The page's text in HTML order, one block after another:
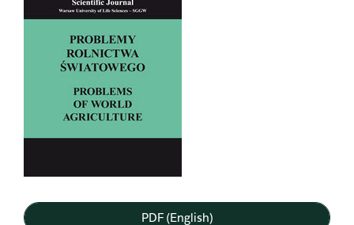
Sidebar
PDF (English)